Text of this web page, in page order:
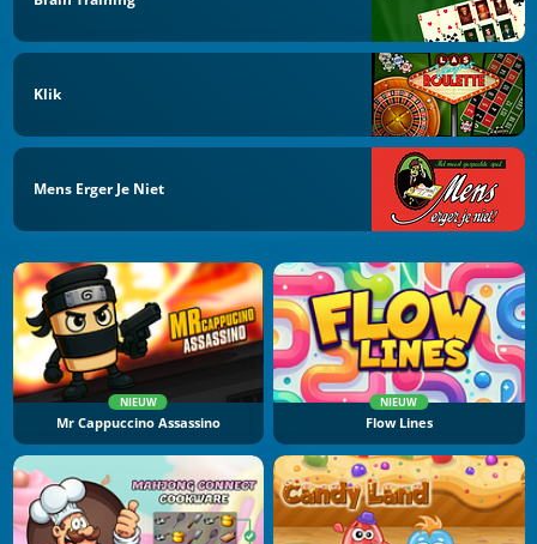
Klik
Mens Erger Je Niet
NIEUW
Mr Cappuccino Assassino
NIEUW
Flow Lines